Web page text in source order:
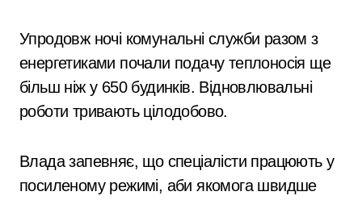
Упродовж ночі комунальні служби разом з
енергетиками почали подачу теплоносія ще
більш ніж у 650 будинків. Відновлювальні
роботи тривають цілодобово.
Влада запевняє, що спеціалісти працюють у
посиленому режимі, аби якомога швидше